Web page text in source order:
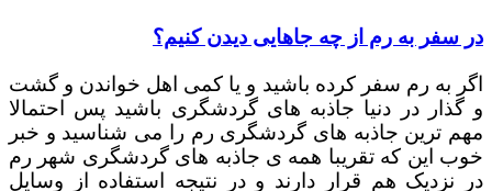
در سفر به رم از چه جاهایی دیدن کنیم؟
اگر به رم سفر کرده باشید و یا کمی اهل خواندن و گشت
و گذار در دنیا جاذبه های گردشگری باشید پس احتمالا
مهم ترین جاذبه های گردشگری رم را می شناسید و خبر
خوب این که تقریبا همه ی جاذبه های گردشگری شهر رم
در نزدیک هم قرار دارند و در نتیجه استفاده از وسایل